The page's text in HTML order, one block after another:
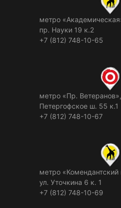
метро
пр. Науки 19 к.2
+7 (812) 748-10-65
метро «Пр. Ветеранов»,
Петергофское ш. 55 к.1
+7 (812) 748-10-67
метро «Комендантский
ул. Уточкина 6 к. 1
+7 (812) 748-10-69